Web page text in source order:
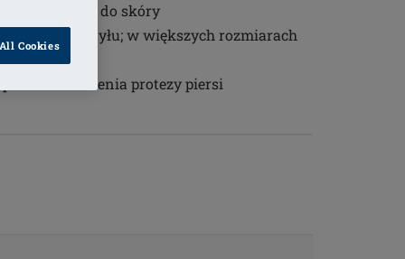
przylega do skóry
regulować z tyłu; w większych rozmiarach
piersi do noszenia protezy piersi
Cookies